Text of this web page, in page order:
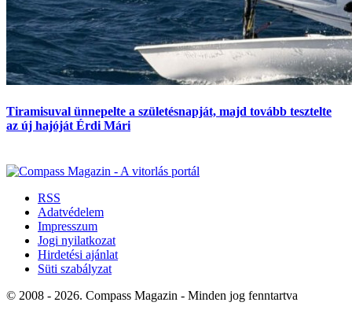
Tiramisuval ünnepelte a születésnapját, majd tovább tesztelte
az új hajóját Érdi Mári
RSS
Adatvédelem
Impresszum
Jogi nyilatkozat
Hirdetési ajánlat
Süti szabályzat
© 2008 - 2026. Compass Magazin - Minden jog fenntartva